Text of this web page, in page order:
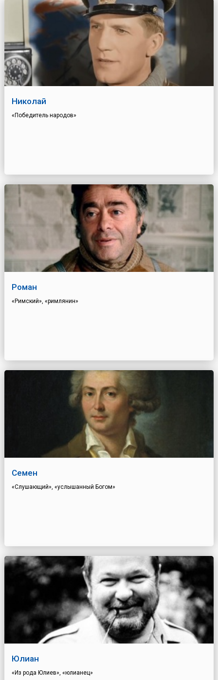
Николай
«Победитель народов»
Роман
«Римский», «римлянин»
Семен
«Слушающий», «услышанный Богом»
Юлиан
«Из рода Юлиев», «юлианец»